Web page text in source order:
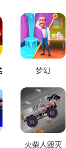
梦幻
火柴人毁灭